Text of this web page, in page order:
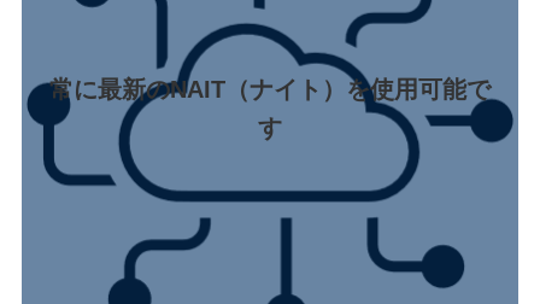
常に最新のNAIT（ナイト）を使用可能で
す